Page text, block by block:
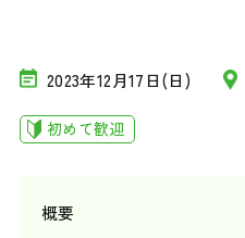
2023年12月17日(日)
初めて歓迎
概要